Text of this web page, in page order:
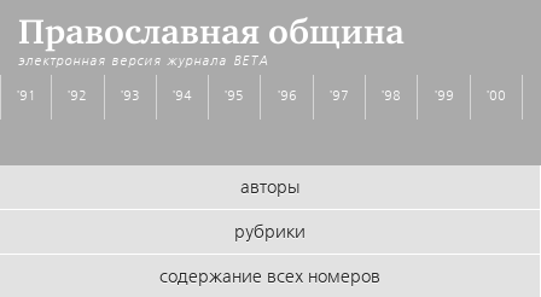
Православная община
электронная версия журнала BETA
'91 '92 '93 '94 '95 '96 '97 '98 '99 '00
авторы
рубрики
содержание всех номеров